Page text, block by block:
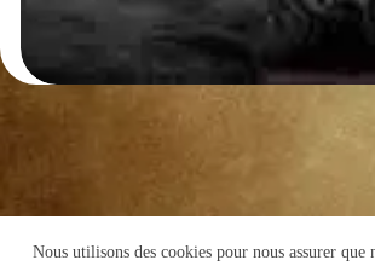
Nous utilisons des cookies pour nous assurer que